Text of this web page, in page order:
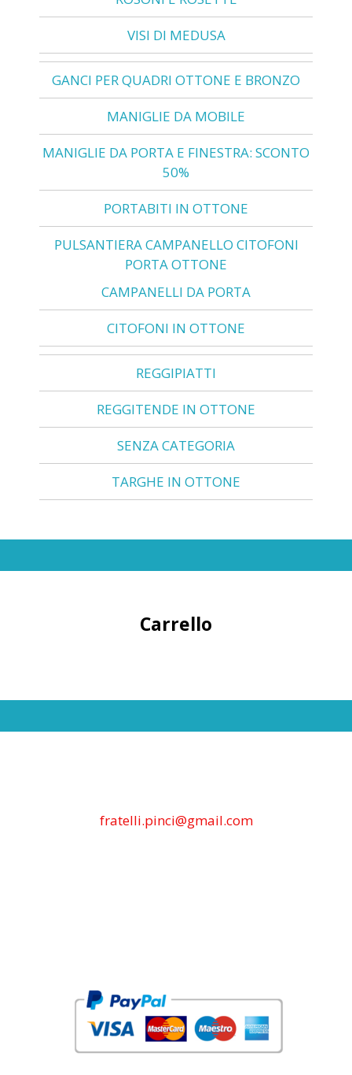
VISI DI MEDUSA
GANCI PER QUADRI OTTONE E BRONZO
MANIGLIE DA MOBILE
MANIGLIE DA PORTA E FINESTRA: SCONTO
50%
PORTABITI IN OTTONE
PULSANTIERA CAMPANELLO CITOFONI
PORTA OTTONE
CAMPANELLI DA PORTA
CITOFONI IN OTTONE
REGGIPIATTI
REGGITENDE IN OTTONE
SENZA CATEGORIA
TARGHE IN OTTONE
Carrello
fratelli.pinci@gmail.com